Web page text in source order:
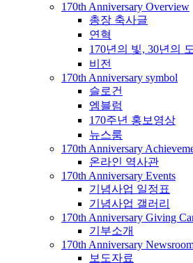
170th Anniversary Overview
총장 축사글
연혁
170년의 빛, 30년의
비전
170th Anniversary symbol
슬로건
엠블럼
170주년 홍보영상
뉴스룸
170th Anniversary
온라인 역사관
170th Anniversary Events
기념사업 일정표
기념사업 갤러리
170th Anniversary Giving
기부소개
170th Anniversary
보도자료